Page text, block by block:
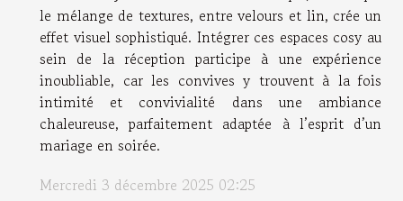
le mélange de textures, entre velours et lin, crée un
effet visuel sophistiqué. Intégrer ces espaces cosy au
sein de la réception participe à une expérience
inoubliable, car les convives y trouvent à la fois
intimité et convivialité dans une ambiance
chaleureuse, parfaitement adaptée à l’esprit d’un
mariage en soirée.
Mercredi 3 décembre 2025 02:25